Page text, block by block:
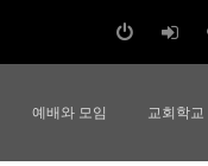
예배와 모임 교회학교